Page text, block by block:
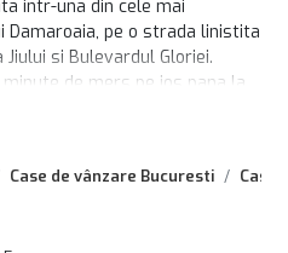
Case de vânzare Bucuresti Case
intr-una din cele mai
pe o strada linistita
si Bulevardul Gloriei.
de mers pe jos pana la
de centrele de birouri
Mega Image si multe altele.
de 10 metri.